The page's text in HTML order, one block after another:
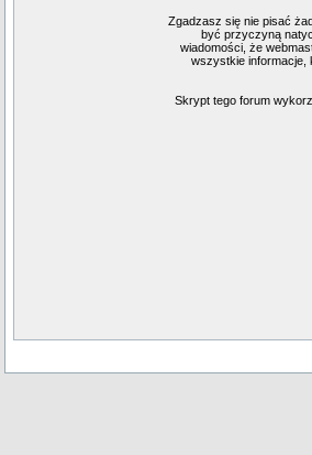
Zgadzasz się nie pisać
być przyczyną
wiadomości, że
wszystkie informacje,
Skrypt tego forum